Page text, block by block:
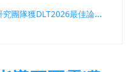
周兆龍及郭崇韋老師指導的研究團隊獲DLT2026最佳論文獎